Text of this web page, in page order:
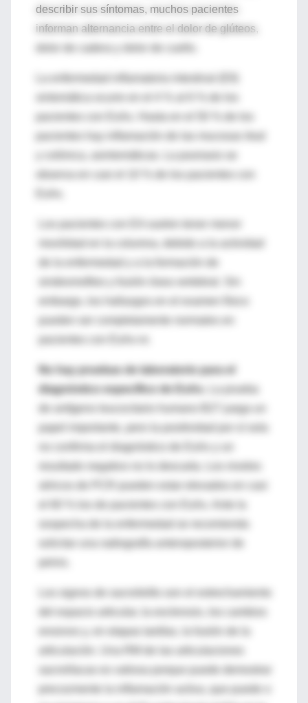
describir sus síntomas, muchos pacientes
informan alternancia entre el dolor de glúteos,
embargo, los hallazgos en el examen físico
No hay pruebas de laboratorio para el
diagnóstico específico de EsAx.
de antígeno leucocitario humano B27 juega un
papel importante, pero la positividad por sí sola
no confirma el diagnóstico de EsAx y un
resultado negativo no lo descarta. Los niveles
solicitar una radiografía anteroposterior de
Los signos de sacroileítis son el estrechamiento
del espacio articular, la esclerosis, los cambios
erosivos y, en etapas tardías, la fusión de la
sacroilíacas es valiosa porque puede demostrar